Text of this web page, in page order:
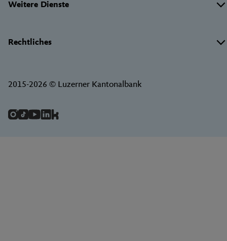
Weitere Dienste
Rechtliches
2015-2026 © Luzerner Kantonalbank